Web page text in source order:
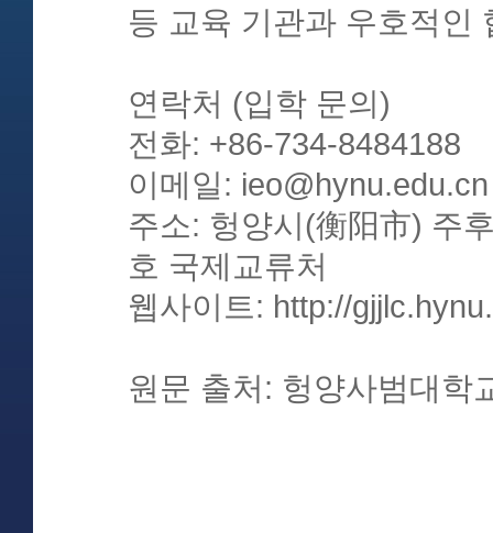
등 교육 기관과 우호적인
연락처 (입학 문의)
전화: +86-734-8484188
이메일: ieo@hynu.edu.cn
주소: 헝양시(衡阳市) 주
호 국제교류처
웹사이트: http://
원문 출처: 헝양사범대학